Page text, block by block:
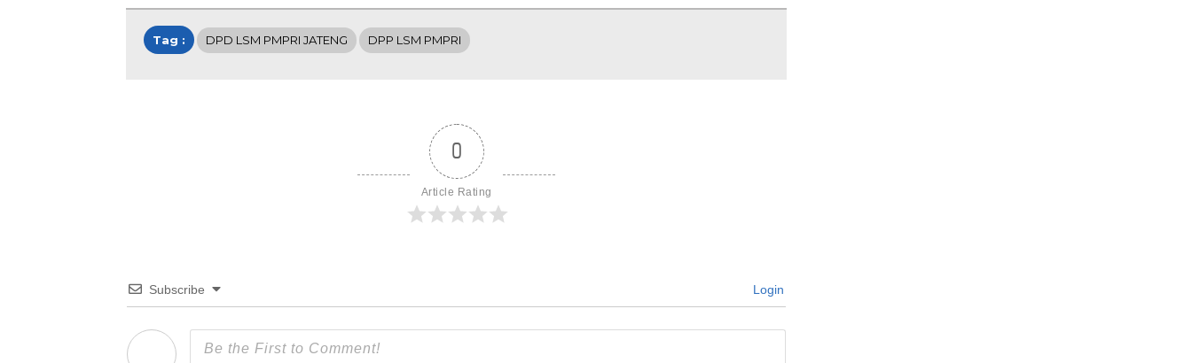
Tag : DPD LSM PMPRI JATENG DPP LSM PMPRI
0
Article Rating
Subscribe Login